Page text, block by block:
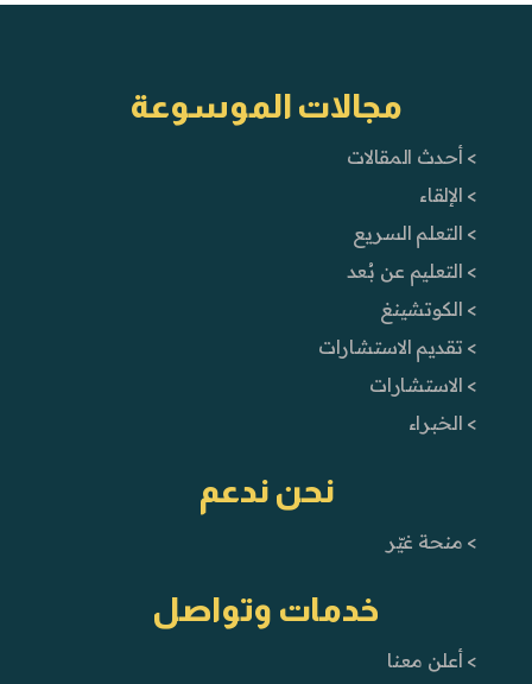
مجالات الموسوعة
> أحدث المقالات
> الإلقاء
> التعلم السريع
> التعليم عن بُعد
> الكوتشينغ
> تقديم الاستشارات
> الاستشارات
> الخبراء
نحن ندعم
> منحة غيّر
خدمات وتواصل
> أعلن معنا